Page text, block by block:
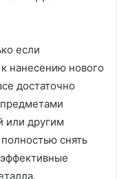
если
нанесению нового
достаточно
или другим
снять